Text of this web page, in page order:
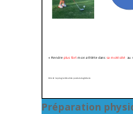
Préparation